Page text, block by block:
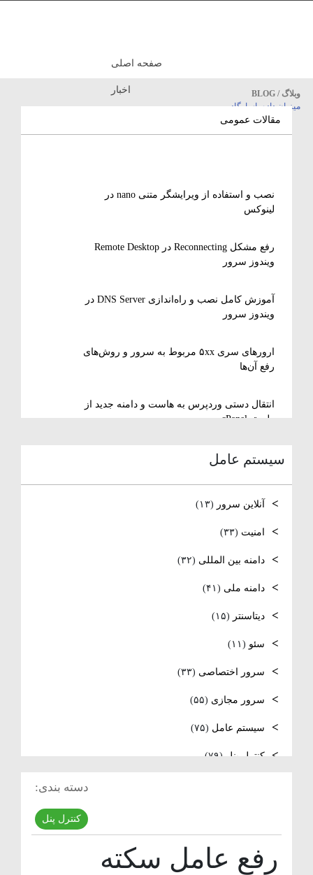
وبلاگ / BLOG
میزبان داده پاسارگاد
صفحه اصلی
اخبار
مقالات عمومی
نصب و استفاده از ویرایشگر متنی nano در
لینوکس
رفع مشکل Reconnecting در Remote Desktop
ویندوز سرور
آموزش کامل نصب و راه‌اندازی DNS Server در
ویندوز سرور
ارورهای سری ۵xx مربوط به سرور و روش‌های
رفع آن‌ها
انتقال دستی وردپرس به هاست و دامنه جدید از
طریق cPanel
Windows Server
سیستم عامل
آنلاین سرور(۱۳)
امنیت(۳۳)
دامنه بین المللی(۳۲)
دامنه ملی(۴۱)
دیتاسنتر(۱۵)
سئو(۱۱)
سرور اختصاصی(۳۳)
سرور مجازی(۵۵)
سیستم عامل(۷۵)
کنترل پنل (۷۹)
هاست(۳۹)
دسته بندی:
کنترل پنل
رفع عامل سکته